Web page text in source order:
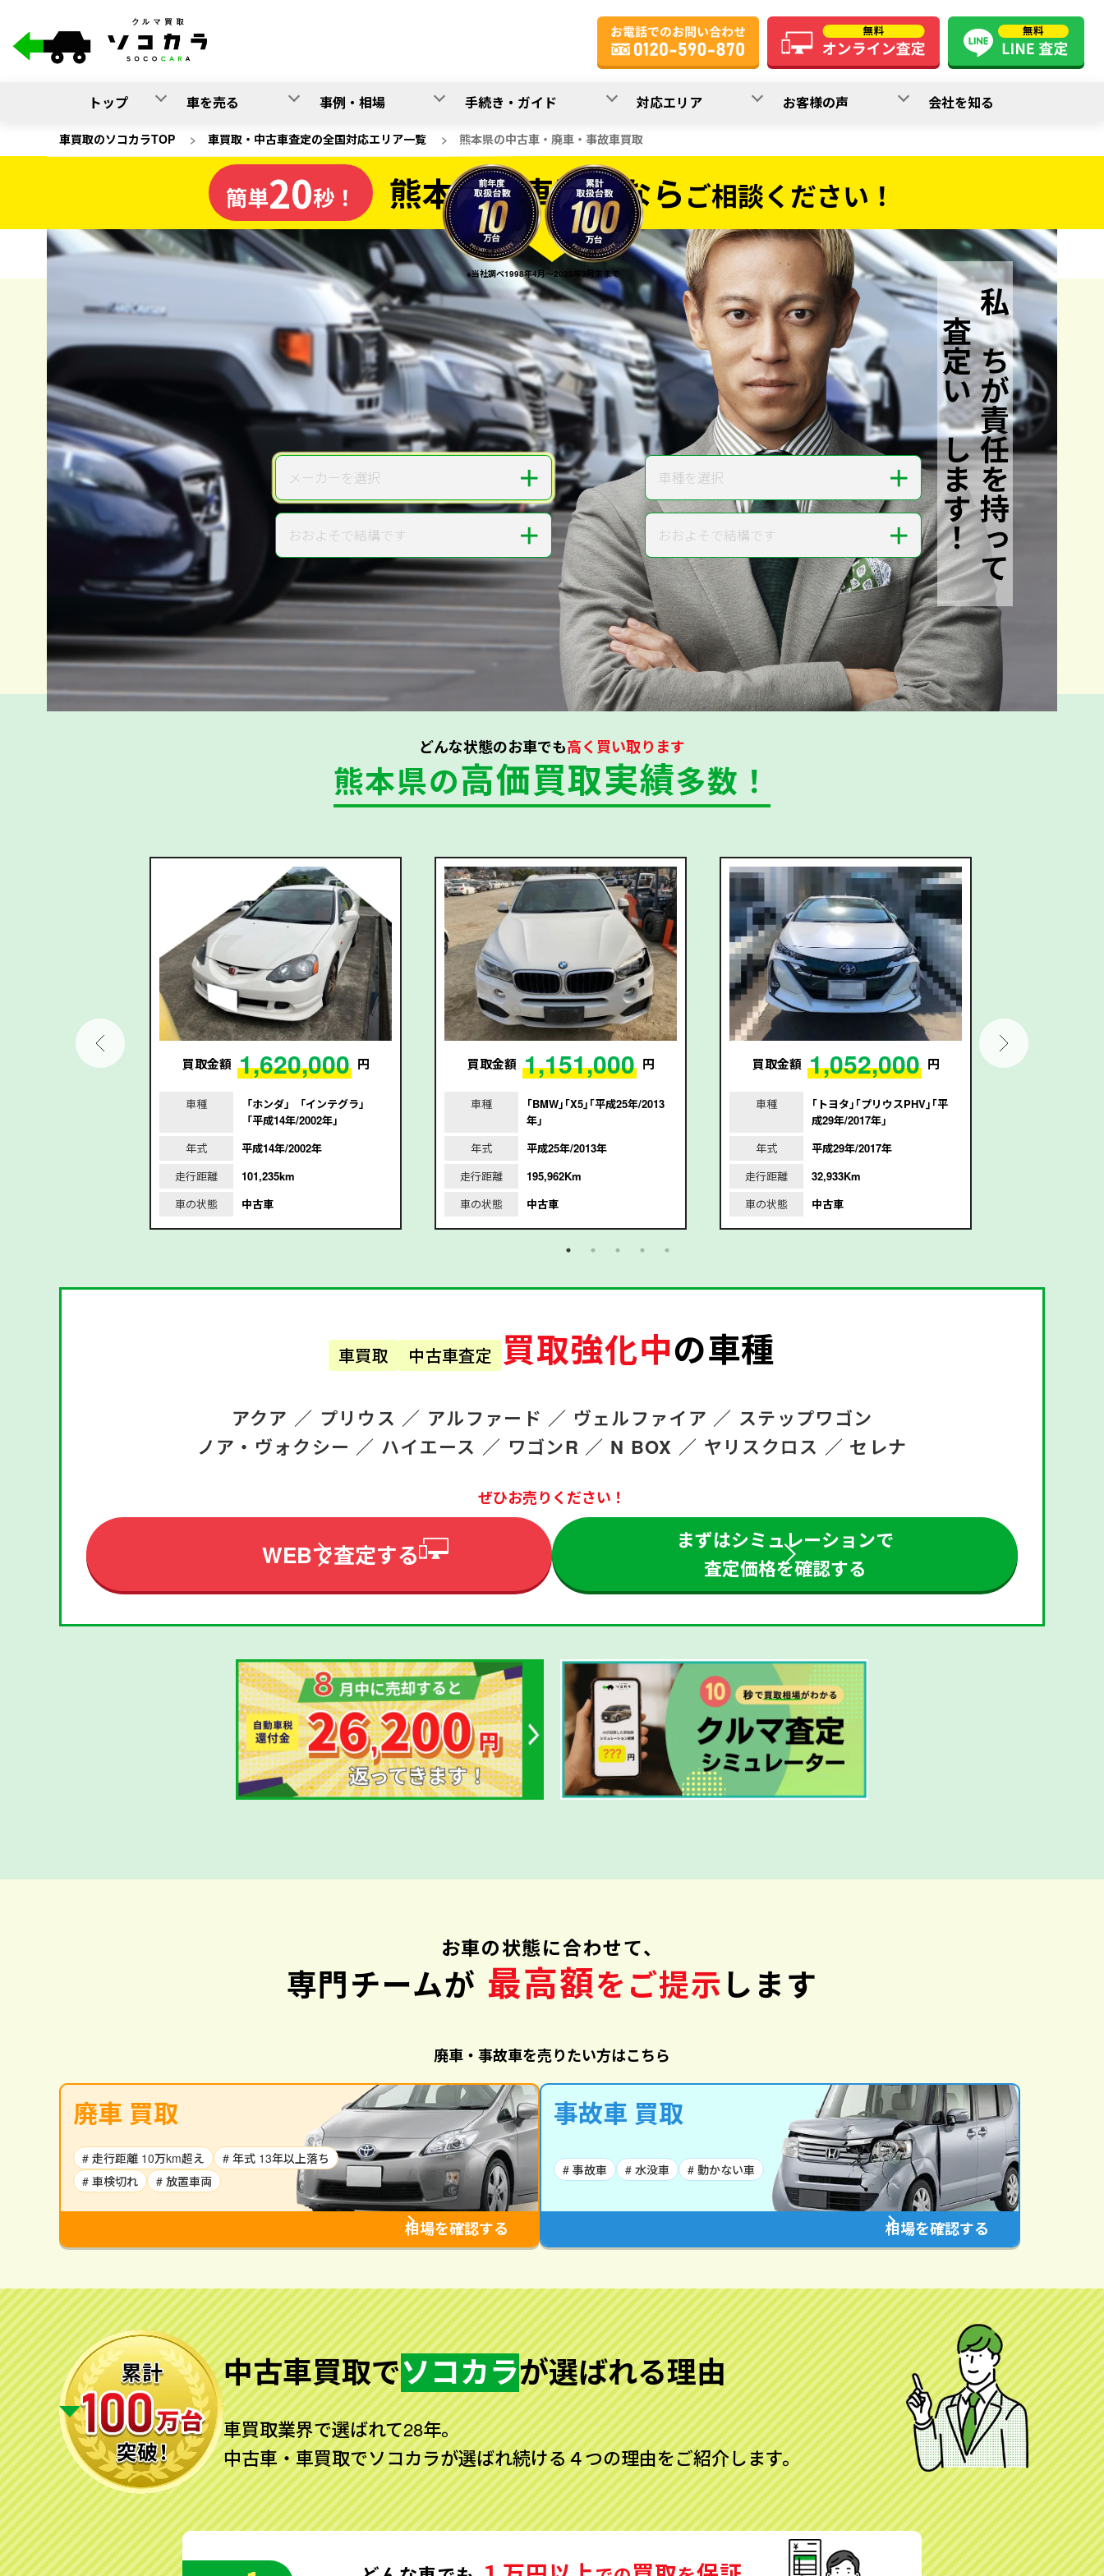
トップ 車を売る 事例・相場 手続き・ガイド 対応エリア お客様の声 会社を知る
車買取のソコカラTOP > 車買取・中古車査定の全国対応エリア一覧 > 熊本県の中古車・廃車・事故車買取
熊本県の車買取なら
ソコカラの
電話か出張か、高い方の査定を提案。
だから高価買取!
※当社調べ1998年4月～2025年3月末まで
私たちが責任を持って
査定いたします！
簡単20秒！ 熊本県の車買取ならご相談ください！
20秒で入力完了！
無料でカンタンWeb査定
ご依頼いただいたお車を丁寧に査定いたします
メーカー メーカーを選択 ＋ 車種 車種を選択 ＋
年式 おおよそで結構です ＋ 走行距離 おおよそで結構です ＋
無料で査定する
どんな状態のお車でも高く買い取ります
熊本県の高価買取実績多数！
買取金額 1,620,000 円
車種
「ホンダ」「インテグラ」
「平成14年/2002年」
年式
平成14年/2002年
走行距離
101,235km
車の状態
中古車
買取金額 1,151,000 円
車種
｢BMW｣｢X5｣｢平成25年/2013
年｣
年式
平成25年/2013年
走行距離
195,962Km
車の状態
中古車
買取金額 1,052,000 円
車種
｢トヨタ｣｢プリウスPHV｣｢平
成29年/2017年｣
年式
平成29年/2017年
走行距離
32,933Km
車の状態
中古車
車買取 中古車査定 買取強化中の車種
アクア ／ プリウス ／ アルファード ／ ヴェルファイア ／ ステップワゴン
ノア・ヴォクシー ／ ハイエース ／ ワゴンR ／ N BOX ／ ヤリスクロス ／ セレナ
ぜひお売りください！
WEBで査定する
まずはシミュレーションで
査定価格を確認する
お車の状態に合わせて、
専門チームが 最高額をご提示します
廃車・事故車を売りたい方はこちら
廃車 買取
# 走行距離 10万km超え
# 年式 13年以上落ち
# 車検切れ
# 放置車両
相場を確認する
事故車 買取
# 事故車 # 水没車 # 動かない車
相場を確認する
中古車買取でソコカラが選ばれる理由
車買取業界で選ばれて28年。
中古車・車買取でソコカラが選ばれ続ける４つの理由をご紹介します。